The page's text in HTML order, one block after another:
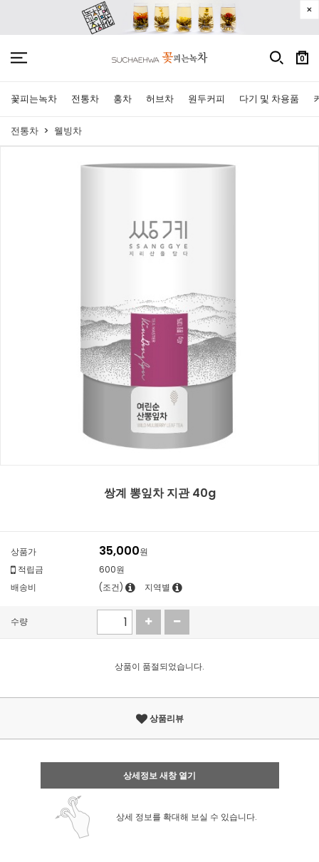
0
꽃피는녹차 전통차 홍차 허브차 원두커피 다기 및 차용품
전통차 웰빙차
쌍계 뽕잎차 지관 40g
상품가 35,000원
적립금
600원
배송비
(조건) 지역별
수량
상품이 품절되었습니다.
상품리뷰
상세정보 새창 열기
상세 정보를 확대해 보실 수 있습니다.